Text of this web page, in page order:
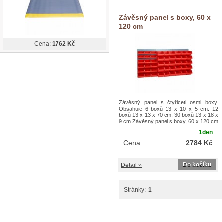
Závěsný panel s boxy, 60 x
120 cm
Závěsný panel s čtyřiceti osmi boxy.
Obsahuje 6 boxů 13 x 10 x 5 cm; 12
boxů 13 x 13 x 70 cm; 30 boxů 13 x 18 x
9 cm.Závěsný panel s boxy, 60 x 120 cm
1den
2784 Kč
Cena:
Do košíku
Detail »
Stránky: 1
Cena: 1762 Kč